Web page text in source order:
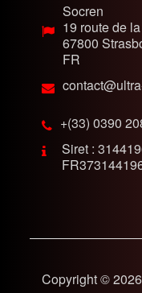
Socren
19 route de
67800
FR
+(33) 0390
Siret :
Copyright ©